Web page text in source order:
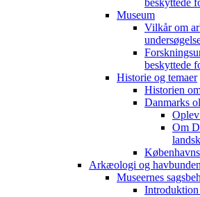
beskyttede
Museum
Vilkår om
beskyttede
Historie og temaer
Historien
Danmarks
Oplev
Om
Arkæologi og
Museernes
Introduktion